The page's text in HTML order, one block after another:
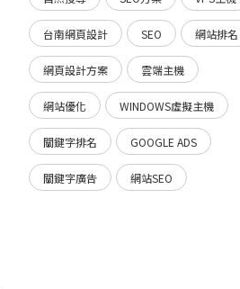
台南網頁設計 SEO 網站排名
網頁設計方案 雲端主機
網站優化 WINDOWS虛擬主機
關鍵字排名 GOOGLE ADS
關鍵字廣告 網站SEO